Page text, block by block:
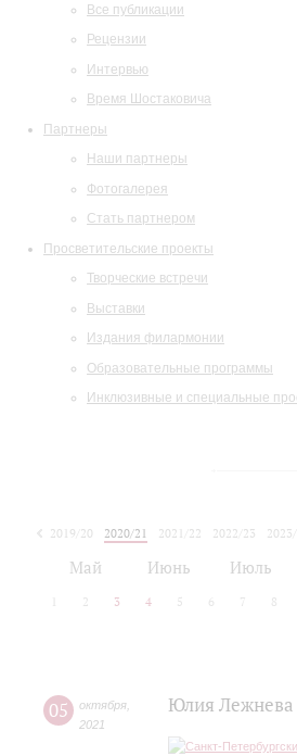
Все публикации
Рецензии
Интервью
Время Шостаковича
Партнеры
Наши партнеры
Фотогалерея
Стать партнером
Просветительские проекты
Творческие встречи
Выставки
Издания филармонии
Образовательные программы
Инклюзивные и специальные
2019/20 2020/21 2021/22 2022/23
Май Июнь Июль
2 3 4 5 6 7 8
05 октября
2021
Юлия Лежнева